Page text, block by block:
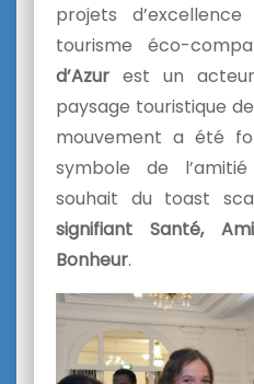
projets
tourisme éco-
d’Azur est un
paysage touristique
mouvement a été
symbole de
souhait du toast
signifiant Santé,
Bonheur.